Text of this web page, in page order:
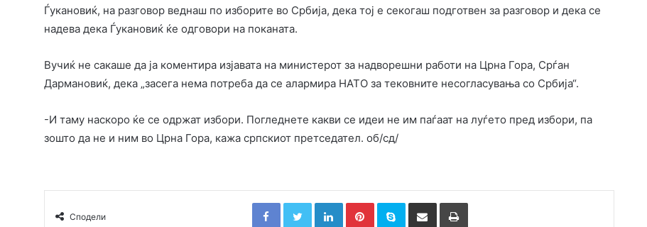
Ѓукановиќ, на разговор веднаш по изборите во Србија, дека тој е секогаш подготвен за разговор и дека се
надева дека Ѓукановиќ ќе одговори на поканата.
Вучиќ не сакаше да ја коментира изјавата на министерот за надворешни работи на Црна Гора, Срѓан
Дармановиќ, дека „засега нема потреба да се алармира НАТО за тековните несогласувања со Србија“.
-И таму наскоро ќе се одржат избори. Погледнете какви се идеи не им паѓаат на луѓето пред избори, па
зошто да не и ним во Црна Гора, кажа српскиот претседател. об/сд/
Сподели
FacebookTwitterLinkedInPinterestSkype Сподели преку Е-маил Испринтај